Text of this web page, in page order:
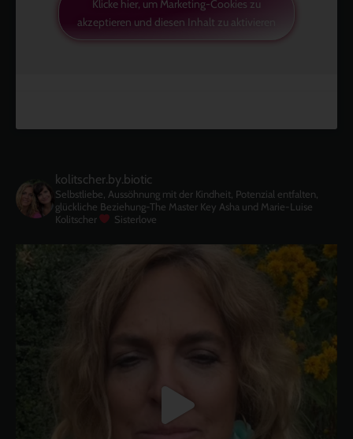
Klicke hier, um Marketing-Cookies zu
akzeptieren und diesen Inhalt zu aktivieren
kolitscher.by.biotic
Selbstliebe, Aussöhnung mit der Kindheit, Potenzial entfalten,
glückliche Beziehung-The Master Key Asha und Marie-Luise
Kolitscher
Sisterlove